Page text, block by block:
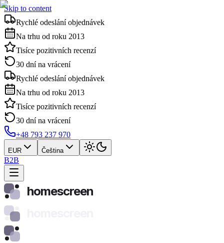
Skip to content
Rychlé odeslání objednávek
Na trhu od roku 2013
Tisíce pozitivních recenzí
30 dní na vrácení
Rychlé odeslání objednávek
Na trhu od roku 2013
Tisíce pozitivních recenzí
30 dní na vrácení
+48 793 237 970
EUR Čeština
B2B
homescreen